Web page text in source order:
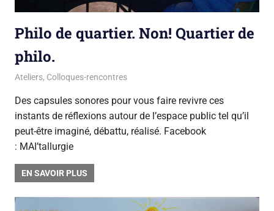
Philo de quartier. Non! Quartier de
philo.
26 juin 2018
La team du Gsara
Ateliers, Colloques-rencontres
Des capsules sonores pour vous faire revivre ces
instants de réflexions autour de l’espace public tel qu’il
peut-être imaginé, débattu, réalisé. Facebook
: MAI’tallurgie
EN SAVOIR PLUS